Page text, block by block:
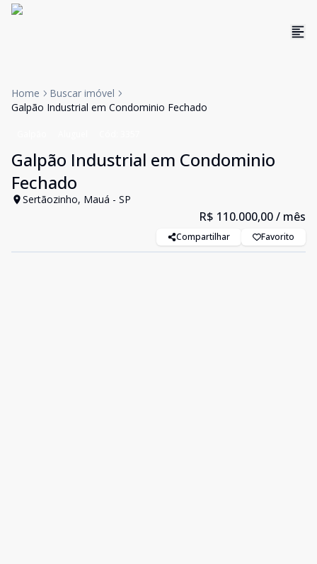
Home
Buscar imóvel
Galpão Industrial em Condominio Fechado
Galpão Industrial em Condominio
Fechado
Sertãozinho, Mauá - SP
R$ 110.000,00/ mês
Compartilhar Favorito